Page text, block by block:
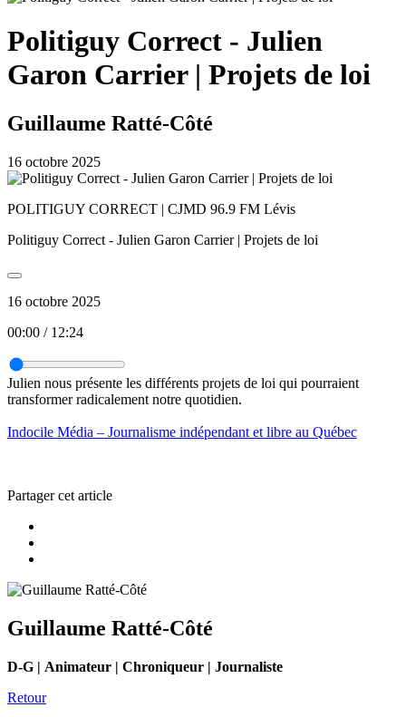
Politiguy Correct - Julien
Garon Carrier | Projets de loi
Guillaume Ratté-Côté
16 octobre 2025
POLITIGUY CORRECT | CJMD 96.9 FM Lévis
Politiguy Correct - Julien Garon Carrier | Projets de loi
16 octobre 2025
00:00 / 12:24
Julien nous présente les différents projets de loi qui pourraient
transformer radicalement notre quotidien.
Indocile Média – Journalisme indépendant et libre au Québec
Partager cet article
Guillaume Ratté-Côté
D-G | Animateur | Chroniqueur | Journaliste
Retour